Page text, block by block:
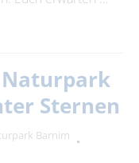
Sternen
Barnim